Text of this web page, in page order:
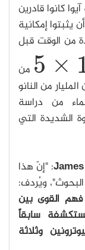
كانوا قادرين
إمكانية
من الوقت قبل
5 ×
5×10 −22
من
من النانو
من دراسة
الشديدة التي
: "إنّ هذا
ويُردف:
فهم القوى بين
سابقاً
وثلاثة